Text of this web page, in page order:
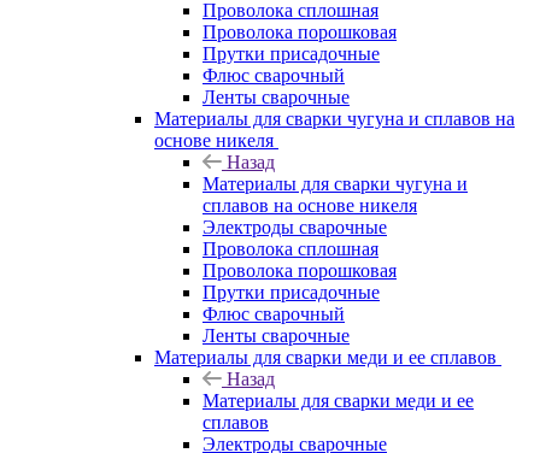
Проволока сплошная
Проволока порошковая
Прутки присадочные
Флюс сварочный
Ленты сварочные
Материалы для сварки чугуна и сплавов на
основе никеля
Назад
Материалы для сварки чугуна и
сплавов на основе никеля
Электроды сварочные
Проволока сплошная
Проволока порошковая
Прутки присадочные
Флюс сварочный
Ленты сварочные
Материалы для сварки меди и ее сплавов
Назад
Материалы для сварки меди и ее
сплавов
Электроды сварочные